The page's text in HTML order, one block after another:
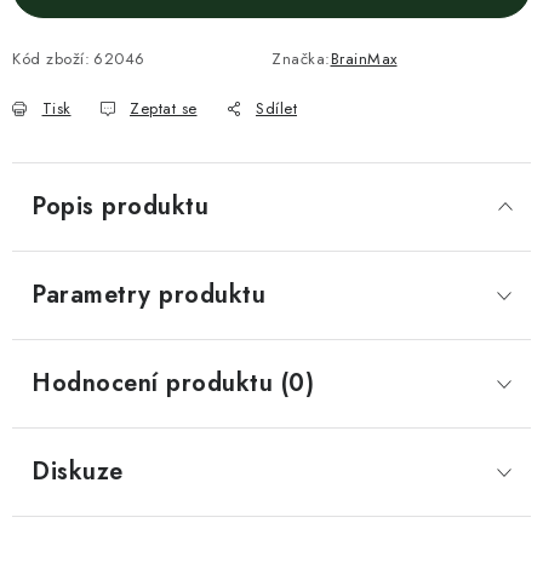
Kód zboží: 62046 Značka:BrainMax
Tisk Zeptat se Sdílet
Popis produktu
Parametry produktu
Hodnocení produktu (0)
Diskuze